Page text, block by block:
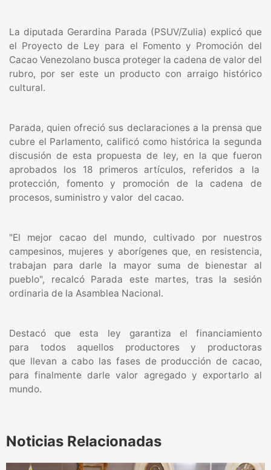
La diputada Gerardina Parada (PSUV/Zulia) explicó que
el Proyecto de Ley para el Fomento y Promoción del
Cacao Venezolano busca proteger la cadena de valor del
rubro, por ser este un producto con arraigo histórico
cultural.
Parada, quien ofreció sus declaraciones a la prensa que
cubre el Parlamento, calificó como histórica la segunda
discusión de esta propuesta de ley, en la que fueron
aprobados los 18 primeros artículos, referidos a la
protección, fomento y promoción de la cadena de
procesos, suministro y valor del cacao.
"El mejor cacao del mundo, cultivado por nuestros
campesinos, mujeres y aborígenes que, en resistencia,
trabajan para darle la mayor suma de bienestar al
pueblo", recalcó Parada este martes, tras la sesión
ordinaria de la Asamblea Nacional.
Destacó que esta ley garantiza el financiamiento
para todos aquellos productores y productoras
que llevan a cabo las fases de producción de cacao,
para finalmente darle valor agregado y exportarlo al
mundo.
Noticias Relacionadas